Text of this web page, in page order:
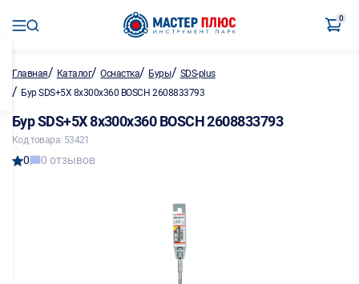
0
Главная/ Каталог/Оснастка/ Буры/ SDS-plus
/ Бур SDS+5X 8х300х360 BOSCH 2608833793
Бур SDS+5X 8х300х360 BOSCH 2608833793
Код товара: 53421
0 0 отзывов